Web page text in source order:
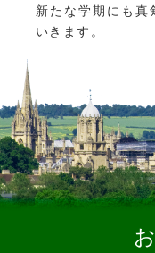
新たな学期にも
いきます。